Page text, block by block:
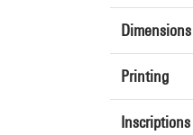
Dimensions
Printing
Inscriptions